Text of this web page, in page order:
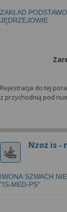
ZAKŁAD
JĘDRZEJOWIE
Rejestracja do tej
z przychodnią pod
Nzoz is -
IWONA SZWACH
"IS-MED-PS"